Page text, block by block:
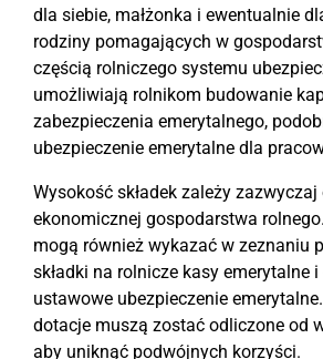
dla siebie, małżonka i ewentualnie
rodziny pomagających w
częścią rolniczego systemu
umożliwiają rolnikom budowanie
zabezpieczenia emerytalnego,
ubezpieczenie emerytalne dla
Wysokość składek zależy
ekonomicznej gospodarstwa
mogą również wykazać w zeznaniu
składki na rolnicze kasy emerytalne
ustawowe ubezpieczenie
dotacje muszą zostać odliczone od
aby uniknąć podwójnych korzyści.